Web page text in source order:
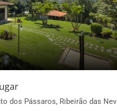
Pássaros, Ribeirão das Neves-MG